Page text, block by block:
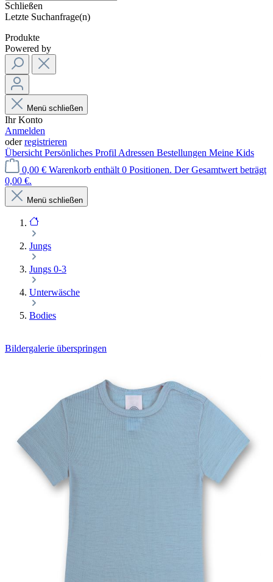
Schließen
Letzte Suchanfrage(n)
Produkte
Powered by
Menü schließen
Ihr Konto
Anmelden
oderregistrieren
Übersicht Persönliches Profil Adressen Bestellungen Meine Kids
0,00 € Warenkorb enthält 0 Positionen. Der Gesamtwert beträgt
0,00 €.
Menü schließen
Jungs
Jungs 0-3
Unterwäsche
Bodies
Bildergalerie überspringen